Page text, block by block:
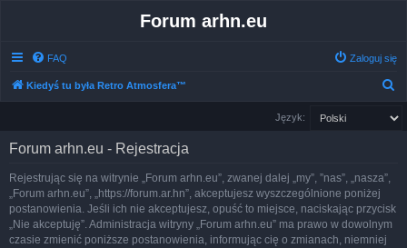
Forum arhn.eu
FAQ Zaloguj się
Kiedyś tu była Retro Atmosfera™
Język:
Forum arhn.eu - Rejestracja
Rejestrując się na witrynie „Forum arhn.eu”, zwanej dalej „my”, ”nas”, „nasza”,
„Forum arhn.eu”, „https://forum.ar.hn”, akceptujesz wyszczególnione poniżej
postanowienia. Jeśli ich nie akceptujesz, opuść to miejsce, naciskając przycisk
„Nie akceptuję”. Administracja witryny „Forum arhn.eu” ma prawo w dowolnym
czasie zmienić poniższe postanowienia, informując cię o zmianach, niemniej